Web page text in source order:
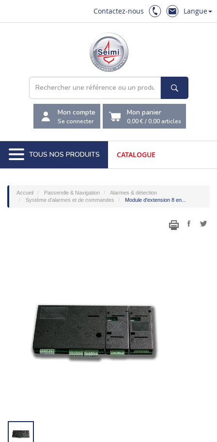
Contactez-nous Langue
Mon compte
Se connecter
Mon panier
0,00 €/0,00 articles
TOUS NOS PRODUITS CATALOGUE
Accueil Passerelle & Navigation
Alarmes & détection
Système d’alarmes et de commandes
Module d'extension 8 en...